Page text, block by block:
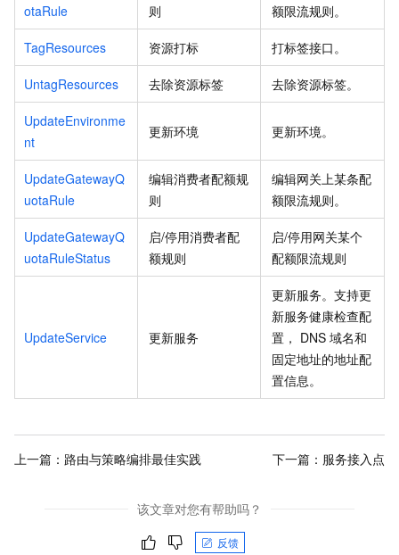
otaRule
则
额限流规则。
TagResources 资源打标 打标签接口。
UntagResources 去除资源标签 去除资源标签。
UpdateEnvironme
nt
更新环境 更新环境。
UpdateGatewayQ
uotaRule
编辑消费者配额规
则
编辑网关上某条配
额限流规则。
UpdateGatewayQ
uotaRuleStatus
启/停用消费者配
额规则
启/停用网关某个
配额限流规则
UpdateService 更新服务
更新服务。支持更
新服务健康检查配
置， DNS 域名和
固定地址的地址配
置信息。
上一篇： 路由与策略编排最佳实践 下一篇： 服务接入点
该文章对您有帮助吗？
反馈